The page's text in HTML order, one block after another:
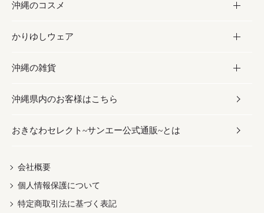
沖縄そば／乾麺
レトルト食品
乾物／粉類
塩
お酢／ドレッシング
しょうゆ
みそ
だし／スパイス／島唐辛子
黒糖
ちんすこう
伝統菓子
スナック
おつまみ
紅芋
お酒・ドリンク
泡盛
ビール・チューハイ
ワイン・ウィスキー・カクテル
ドリンク
茶葉
沖縄のコスメ
コスメ
スキンケア
ボディケア
ヘアケア
UVケア
かりゆしウェア
かりゆしウェア
メンズ
レディース
沖縄の雑貨
雑貨
沖縄ファッション
伝統工芸品
沖縄県内のお客様はこちら
おきなわセレクト~サンエー公式通販~とは
会社概要
個人情報保護について
特定商取引法に基づく表記